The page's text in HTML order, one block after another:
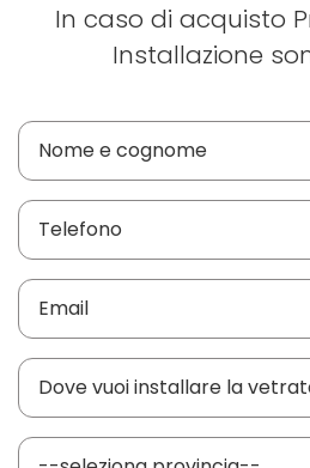
In caso di acquisto
Installazione
Dove vuoi installare le
Provincia